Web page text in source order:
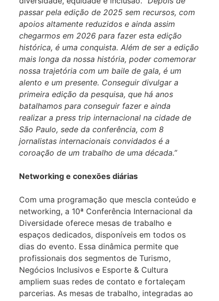
passar pela edição de 2025 sem recursos, com
apoios altamente reduzidos e ainda assim
chegarmos em 2026 para fazer esta edição
histórica, é uma conquista. Além de ser a edição
mais longa da nossa história, poder comemorar
nossa trajetória com um baile de gala, é um
alento e um presente. Conseguir divulgar a
primeira edição da pesquisa, que há anos
batalhamos para conseguir fazer e ainda
realizar a press trip internacional na cidade de
São Paulo, sede da conferência, com 8
jornalistas internacionais convidados é a
coroação de um trabalho de uma década.”
Networking e conexões diárias
Com uma programação que mescla conteúdo e
networking, a 10ª Conferência Internacional da
Diversidade oferece mesas de trabalho e
espaços dedicados, disponíveis em todos os
dias do evento. Essa dinâmica permite que
profissionais dos segmentos de Turismo,
Negócios Inclusivos e Esporte & Cultura
ampliem suas redes de contato e fortaleçam
parcerias. As mesas de trabalho, integradas ao